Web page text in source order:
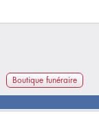
Boutique funéraire